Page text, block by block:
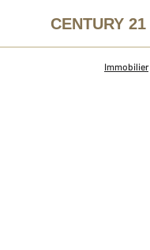
CENTURY 21
Immobilier